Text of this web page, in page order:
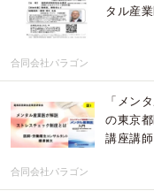
タル産
合同会社パラゴン
「メン
の東京
講座講師
合同会社パラゴン